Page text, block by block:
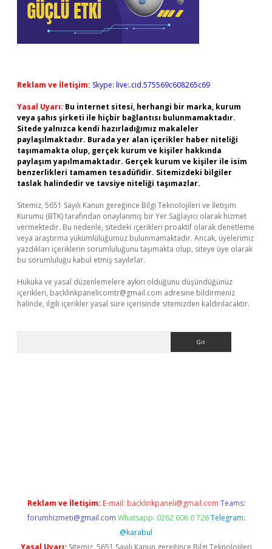
Reklam ve İletişim: Skype: live:.cid.575569c608265c69
Yasal Uyarı: Bu internet sitesi, herhangi bir marka, kurum
veya şahıs şirketi ile hiçbir bağlantısı bulunmamaktadır.
Sitede yalnızca kendi hazırladığımız makaleler
paylaşılmaktadır. Burada yer alan içerikler haber niteliği
taşımamakta olup, gerçek kurum ve kişiler hakkında
paylaşım yapılmamaktadır. Gerçek kurum ve kişiler ile isim
benzerlikleri tamamen tesadüfidir. Sitemizdeki bilgiler
taslak halindedir ve tavsiye niteliği taşımazlar.
Sitemiz, 5651 Sayılı Kanun gereğince Bilgi Teknolojileri ve İletişim
Kurumu (BTK) tarafından onaylanmış bir Yer Sağlayıcı olarak hizmet
vermektedir. Bu nedenle, sitedeki içerikleri proaktif olarak denetleme
veya araştırma yükümlülüğümüz bulunmamaktadır. Ancak, üyelerimiz
yazdıkları içeriklerin sorumluluğunu taşımakta olup, siteye üye olarak
bu sorumluluğu kabul etmiş sayılırlar.
Hukuka ve yasal düzenlemelere aykırı olduğunu düşündüğünüz
içerikleri, backlinkpanelicomtr@gmail.com adresine bildirmeniz
halinde, ilgili içerikler yasal süre içerisinde sitemizden kaldırılacaktır.
Reklam ve İletişim: E-mail: backlinkpaneli@gmail.com Teams:
forumhizmeti@gmail.com Whatsapp: 0262 606 0 726 Telegram:
@karabul
Yasal Uyarı: Sitemiz, 5651 Sayılı Kanun gereğince Bilgi Teknolojileri